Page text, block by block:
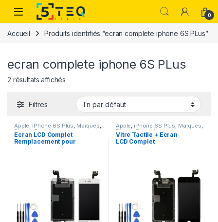
Passer à la navigation
Aller au contenu
0
Accueil Produits identifiés “ecran complete iphone 6S PLus”
ecran complete iphone 6S PLus
2 résultats affichés
Filtres
Apple, iPhone 6S Plus, Marques,
Pieces Portable
Ecran LCD Complet
Remplacement pour
Apple, iPhone 6S Plus, Marques,
Pieces Portable
Vitre Tactile + Ecran
LCD Complet